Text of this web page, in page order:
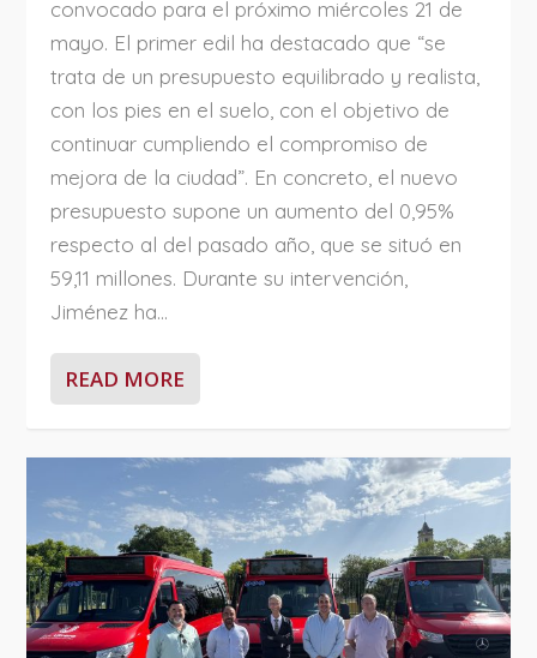
convocado para el próximo miércoles 21 de
mayo. El primer edil ha destacado que “se
trata de un presupuesto equilibrado y realista,
con los pies en el suelo, con el objetivo de
continuar cumpliendo el compromiso de
mejora de la ciudad”. En concreto, el nuevo
presupuesto supone un aumento del 0,95%
respecto al del pasado año, que se situó en
59,11 millones. Durante su intervención,
Jiménez ha...
READ MORE